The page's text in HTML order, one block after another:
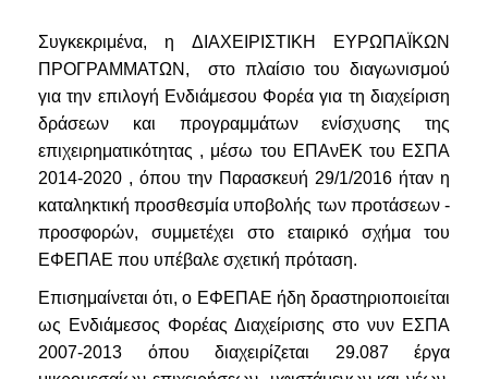
Συγκεκριμένα, η ΔΙΑΧΕΙΡΙΣΤΙΚΗ ΕΥΡΩΠΑΪΚΩΝ
ΠΡΟΓΡΑΜΜΑΤΩΝ,
στο πλαίσιο του διαγωνισμού
για την επιλογή Ενδιάμεσου Φορέα για τη διαχείριση
δράσεων και προγραμμάτων ενίσχυσης της
επιχειρηματικότητας , μέσω του ΕΠΑνΕΚ του ΕΣΠΑ
2014-2020 , όπου την Παρασκευή 29/1/2016 ήταν η
καταληκτική προσθεσμία υποβολής των προτάσεων -
προσφορών, συμμετέχει στο εταιρικό σχήμα του
ΕΦΕΠΑΕ που υπέβαλε σχετική πρόταση.
Επισημαίνεται ότι, ο ΕΦΕΠΑΕ ήδη δραστηριοποιείται
ως Ενδιάμεσος Φορέας Διαχείρισης στο νυν ΕΣΠΑ
2007-2013 όπου διαχειρίζεται 29.087 έργα